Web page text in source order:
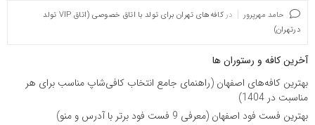
حامد مهرپرور در
کافه‌های تهران برای تولد با اتاق خصوصی (اتاق VIP تولد
درتهران)
آخرین کافه و رستوران ها
بهترین کافه‌های اصفهان (راهنمای جامع انتخاب کافی‌شاپ مناسب برای هر
مناسبت در 1404)
بهترین فست فود اصفهان (معرفی 9 فست فود برتر با آدرس و منو)